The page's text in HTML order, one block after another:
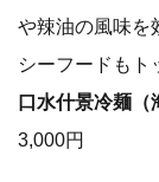
や辣油の風味を
シーフードもト
口水什景冷麺（
3,000円